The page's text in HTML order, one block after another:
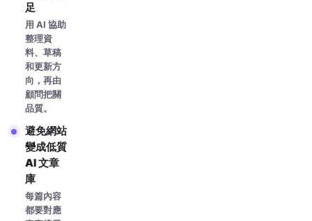
足
用 AI 協助
整理資
料、草稿
和更新方
向，再由
顧問把關
品質。
避免網站
變成低質
AI 文章
庫
每篇內容
都要對應